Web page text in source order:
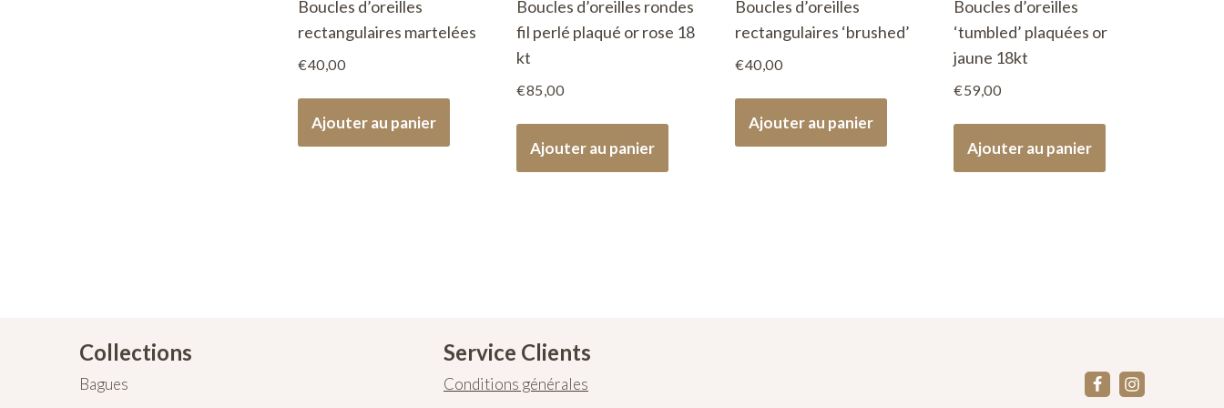
Boucles d’oreilles
rectangulaires martelées
€40,00
Ajouter au panier
Boucles d’oreilles rondes
fil perlé plaqué or rose 18
kt
€85,00
Ajouter au panier
Boucles d’oreilles
rectangulaires ‘brushed’
€40,00
Ajouter au panier
Boucles d’oreilles
‘tumbled’ plaquées or
jaune 18kt
€59,00
Ajouter au panier
Collections
Bagues
Service Clients
Conditions générales